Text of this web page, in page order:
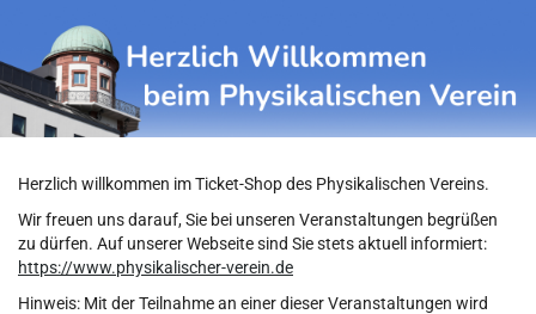
Haupt-
Inhalt
springen
Physikalischer
Verein
Herzlich willkommen im Ticket-Shop des Physikalischen Vereins.
Wir freuen uns darauf, Sie bei unseren Veranstaltungen begrüßen
zu dürfen. Auf unserer Webseite sind Sie stets aktuell informiert:
https://www.physikalischer-verein.de
Hinweis: Mit der Teilnahme an einer dieser Veranstaltungen wird